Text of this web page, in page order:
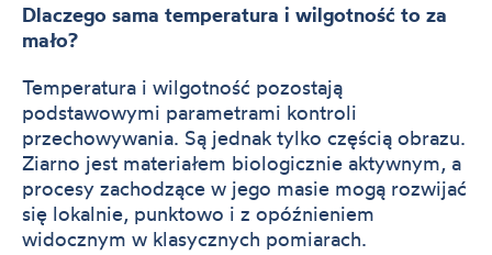
Dlaczego sama temperatura i wilgotność to za
mało?
Temperatura i wilgotność pozostają
podstawowymi parametrami kontroli
przechowywania. Są jednak tylko częścią obrazu.
Ziarno jest materiałem biologicznie aktywnym, a
procesy zachodzące w jego masie mogą rozwijać
się lokalnie, punktowo i z opóźnieniem
widocznym w klasycznych pomiarach.